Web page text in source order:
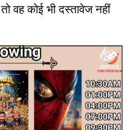
वह कोई भी दस्तावेज नहीं